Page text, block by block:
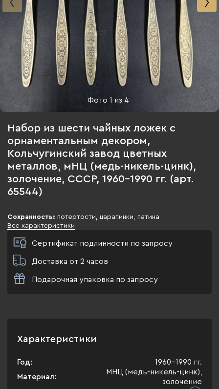
Фото1 из 4
Набор из шести чайных ложек с
орнаментальным декором,
Кольчугинский завод цветных
металлов, мНЦ (медь-никель-цинк),
золочение, СССР, 1960-1990 гг. (арт.
65544)
Сохранность: потертости, царапинки, патина
Все характеристики
Сертификат подлинности по запросу
Доставка от 2 часов
Подарочная упаковка по запросу
Характеристики
Год:
1960-1990 гг.
Материал:
МНЦ (медь-никель-цинк),
золочение